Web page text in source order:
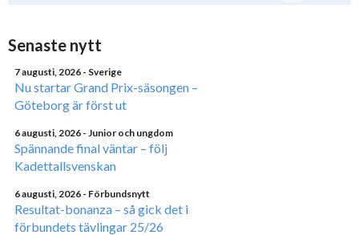
Senaste nytt
7 augusti, 2026 - Sverige
Nu startar Grand Prix-säsongen –
Göteborg är först ut
6 augusti, 2026 - Junior och ungdom
Spännande final väntar – följ
Kadettallsvenskan
6 augusti, 2026 - Förbundsnytt
Resultat-bonanza – så gick det i
förbundets tävlingar 25/26